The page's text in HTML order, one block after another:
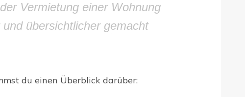
Vermietung einer Wohnung
übersichtlicher gemacht
du einen Überblick darüber: